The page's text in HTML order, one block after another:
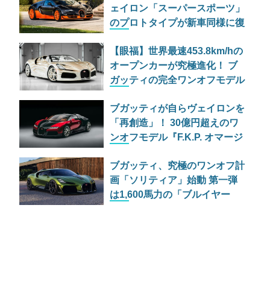
ェイロン「スーパースポーツ」
のプロトタイプが新車同様に復
【眼福】世界最速453.8km/hの
オープンカーが究極進化！ ブ
ガッティの完全ワンオフモデル
ル」公開
ブガッティが自らヴェイロンを
「再創造」！ 30億円超えのワ
ンオフモデル『F.K.P. オマージ
ブガッティ、究極のワンオフ計
画「ソリティア」始動 第一弾
は1,600馬力の「ブルイヤー